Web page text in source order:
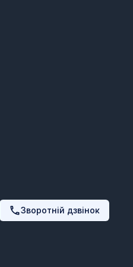
Зворотній дзвінок